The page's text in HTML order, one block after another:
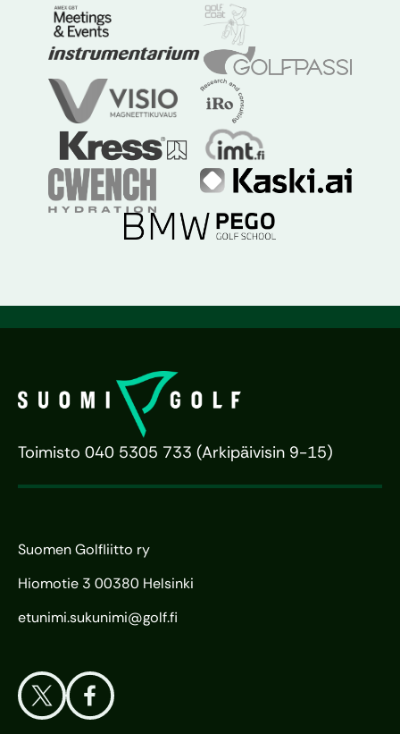
Toimisto 040 5305 733 (Arkipäivisin 9-15)
Suomen Golfliitto ry
Hiomotie 3 00380 Helsinki
etunimi.sukunimi@golf.fi